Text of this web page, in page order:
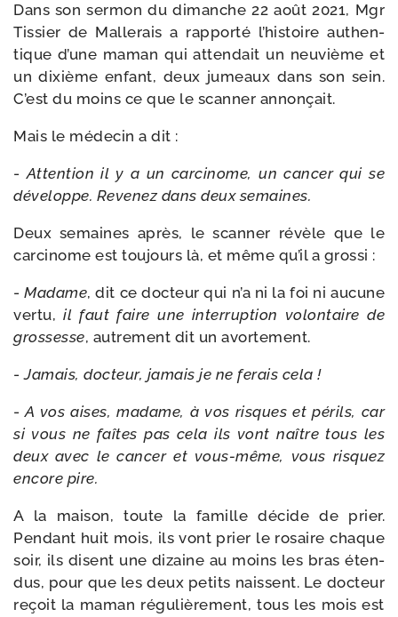
Dans son ser­mon du dimanche 22 août 2021, Mgr
Tissier de Mallerais a rap­por­té l’his­toire authen­
tique d’une maman qui atten­dait un neu­vième et
un dixième enfant, deux jumeaux dans son sein.
C’est du moins ce que le scan­ner annonçait.
Mais le méde­cin a dit :
-Attention il y a un car­ci­nome, un can­cer qui se
déve­loppe. Revenez dans deux semaines.
Deux semaines après, le scan­ner révèle que le
car­ci­nome est tou­jours là, et même qu’il a grossi :
- Madame, dit ce doc­teur qui n’a ni la foi ni aucune
ver­tu, il faut faire une inter­rup­tion volon­taire de
gros­sesse, autre­ment dit un avortement.
-Jamais, doc­teur, jamais je ne ferais cela !
-A vos aises, madame, à vos risques et périls, car
si vous ne faîtes pas cela ils vont naître tous les
deux avec le can­cer et vous-​même, vous ris­quez
encore pire.
A la mai­son, toute la famille décide de prier.
Pendant huit mois, ils vont prier le rosaire chaque
soir, ils disent une dizaine au moins les bras éten­
dus, pour que les deux petits naissent. Le doc­teur
reçoit la maman régu­liè­re­ment, tous les mois est